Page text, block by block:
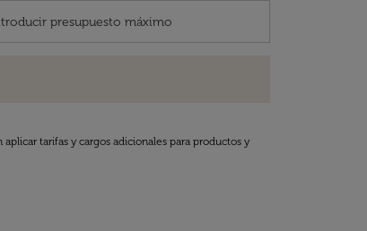
tarifas y cargos adicionales para productos y